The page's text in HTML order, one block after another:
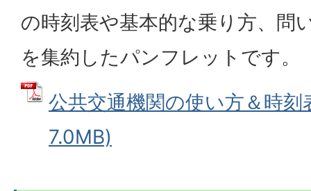
の時刻表や基本的な乗り方、問
を集約したパンフレットです。
公共交通機関の使い方＆時
7.0MB)